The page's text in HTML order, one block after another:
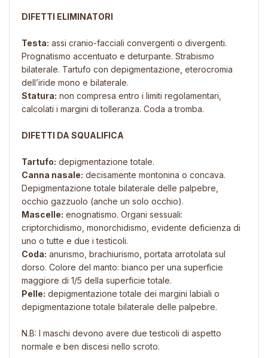
DIFETTI ELIMINATORI
Testa: assi cranio-facciali convergenti o divergenti.
Prognatismo accentuato e deturpante. Strabismo
bilaterale. Tartufo con depigmentazione, eterocromia
dell’iride mono e bilaterale.
Statura: non compresa entro i limiti regolamentari,
calcolati i margini di tolleranza. Coda a tromba.
DIFETTI DA SQUALIFICA
Tartufo: depigmentazione totale.
Canna nasale: decisamente montonina o concava.
Depigmentazione totale bilaterale delle palpebre,
occhio gazzuolo (anche un solo occhio).
Mascelle: enognatismo. Organi sessuali:
criptorchidismo, monorchidismo, evidente deficienza di
uno o tutte e due i testicoli.
Coda: anurismo, brachiurismo, portata arrotolata sul
dorso. Colore del manto: bianco per una superficie
maggiore di 1/5 della superficie totale.
Pelle: depigmentazione totale dei margini labiali o
depigmentazione totale bilaterale delle palpebre.
N.B: I maschi devono avere due testicoli di aspetto
normale e ben discesi nello scroto.